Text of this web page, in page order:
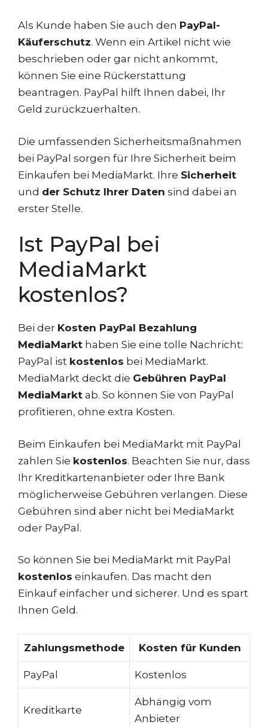
Als Kunde haben Sie auch den PayPal-
Käuferschutz. Wenn ein Artikel nicht wie
beschrieben oder gar nicht ankommt,
können Sie eine Rückerstattung
beantragen. PayPal hilft Ihnen dabei, Ihr
Geld zurückzuerhalten.
Die umfassenden Sicherheitsmaßnahmen
bei PayPal sorgen für Ihre Sicherheit beim
Einkaufen bei MediaMarkt. Ihre Sicherheit
und der Schutz Ihrer Daten sind dabei an
erster Stelle.
Ist PayPal bei
MediaMarkt
kostenlos?
Bei der Kosten PayPal Bezahlung
MediaMarkt haben Sie eine tolle Nachricht:
PayPal ist kostenlos bei MediaMarkt.
MediaMarkt deckt die Gebühren PayPal
MediaMarkt ab. So können Sie von PayPal
profitieren, ohne extra Kosten.
Beim Einkaufen bei MediaMarkt mit PayPal
zahlen Sie kostenlos. Beachten Sie nur, dass
Ihr Kreditkartenanbieter oder Ihre Bank
möglicherweise Gebühren verlangen. Diese
Gebühren sind aber nicht bei MediaMarkt
oder PayPal.
So können Sie bei MediaMarkt mit PayPal
kostenlos einkaufen. Das macht den
Einkauf einfacher und sicherer. Und es spart
Ihnen Geld.
Zahlungsmethode Kosten für Kunden
PayPal Kostenlos
Kreditkarte
Abhängig vom
Anbieter